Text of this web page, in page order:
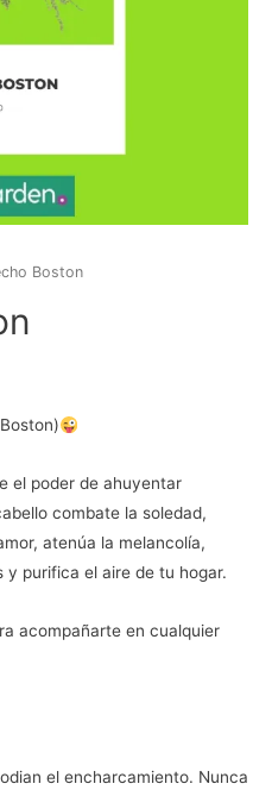
Boston
el poder de ahuyentar
combate la soledad,
atenúa la melancolía,
y purifica el aire de tu hogar.
acompañarte en cualquier
el encharcamiento. Nunca